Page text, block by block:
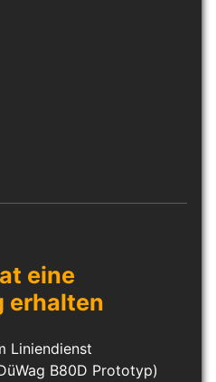
eine
erhalten
Liniendienst
B80D Prototyp)